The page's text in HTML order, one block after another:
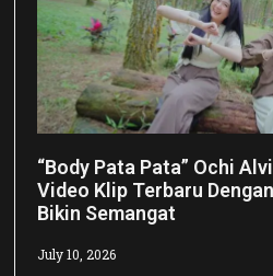
“Body Pata Pata” Ochi
Video Klip Terbaru
Bikin Semangat
July 10, 2026